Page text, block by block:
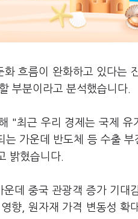
흐름이 완화하고 있다는
부분이라고 분석했습니다.
"최근 우리 경제는 국제 유
가운데 반도체 등 수출 부
밝혔습니다.
데 중국 관광객 증가 기대
향, 원자재 가격 변동성 확